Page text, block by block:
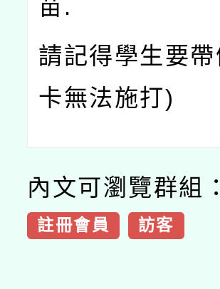
苗.
請記得學生要
卡無法施打)
內文可瀏覽群組：
註冊會員 訪客